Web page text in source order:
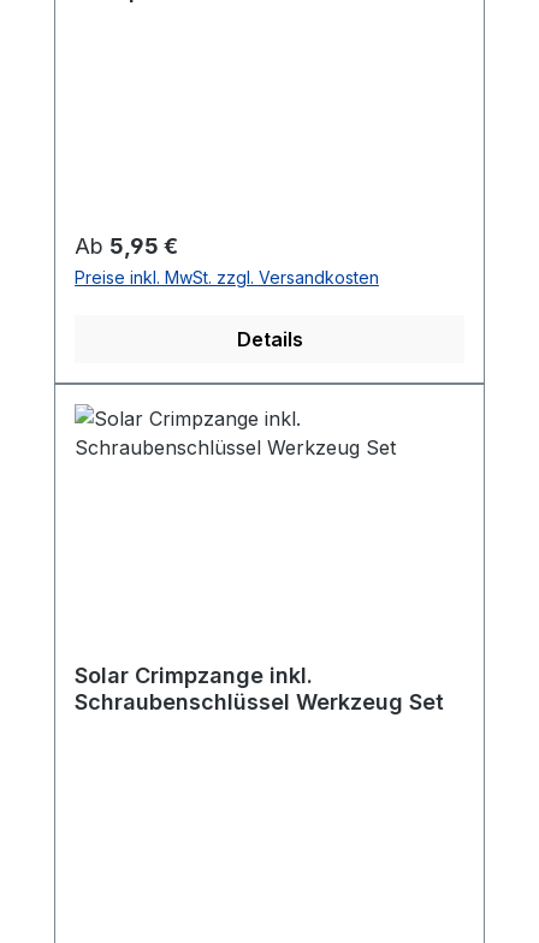
Regulärer Preis:
Ab 5,95 €
Preise inkl. MwSt. zzgl. Versandkosten
Details
Solar Crimpzange inkl.
Schraubenschlüssel Werkzeug Set